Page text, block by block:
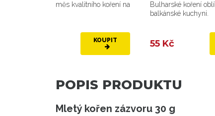
kvalitního koření na
Bulharské koření oblíbené v
55 Kč KOUPIT
POPIS PRODUKTU
Mletý kořen zázvoru 30 g